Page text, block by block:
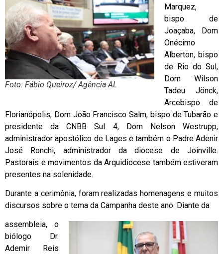
Foto: Fábio Queiroz/ Agência AL
Marquez,
bispo de
Joaçaba, Dom
Onécimo
Alberton, bispo
de Rio do Sul,
Dom Wilson
Tadeu Jönck,
Arcebispo de
Florianópolis, Dom João Francisco Salm, bispo de Tubarão e
presidente da CNBB Sul 4, Dom Nelson Westrupp,
administrador apostólico de Lages e também o Padre Adenir
José Ronchi, administrador da diocese de Joinville.
Pastorais e movimentos da Arquidiocese também estiveram
presentes na solenidade.
Durante a cerimônia, foram realizadas homenagens e muitos
discursos sobre o tema da Campanha deste ano. Diante da
assembleia, o
biólogo Dr.
Ademir Reis